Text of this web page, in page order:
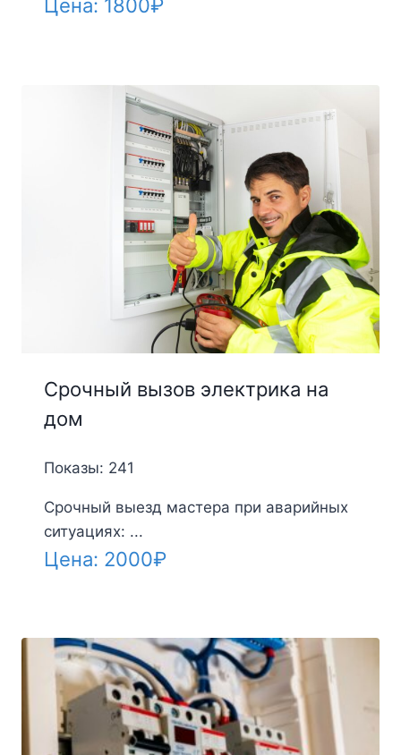
Цена: 1800₽
Срочный вызов электрика на
дом
Показы: 241
Срочный выезд мастера при аварийных
ситуациях: ...
Цена: 2000₽